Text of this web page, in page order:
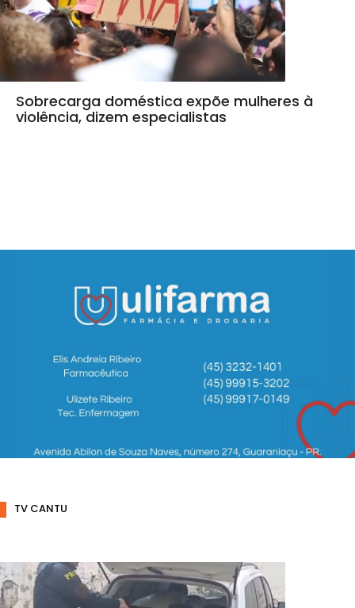
Sobrecarga doméstica expõe mulheres à
violência, dizem especialistas
TV CANTU